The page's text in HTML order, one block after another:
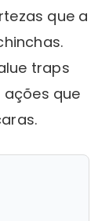
que a
traps
que